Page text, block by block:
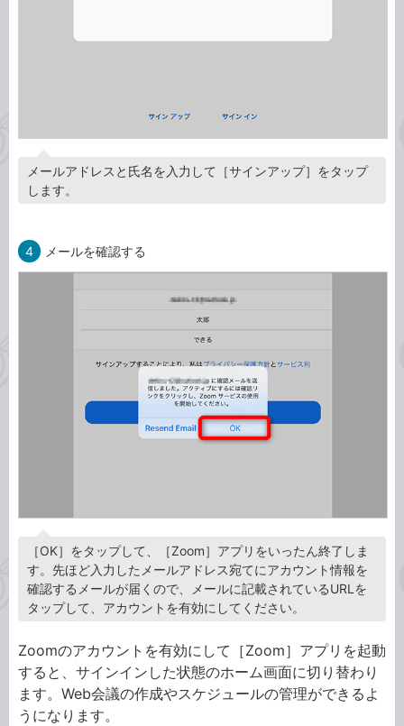
メールアドレスと氏名を入力して［サインアップ］をタップ
します。
4 メールを確認する
［OK］をタップして、［Zoom］アプリをいったん終了しま
す。先ほど入力したメールアドレス宛てにアカウント情報を
確認するメールが届くので、メールに記載されているURLを
タップして、アカウントを有効にしてください。
Zoomのアカウントを有効にして［Zoom］アプリを起動
すると、サインインした状態のホーム画面に切り替わり
ます。Web会議の作成やスケジュールの管理ができるよ
うになります。